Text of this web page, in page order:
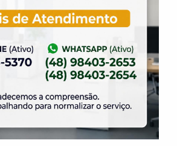
Masculinas ELASE
está chegando.
Hour na ELASE.